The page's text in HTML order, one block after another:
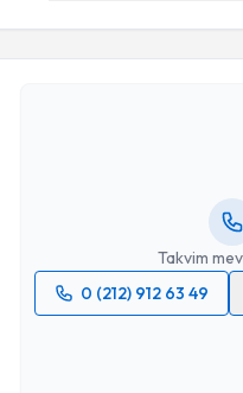
Takvim
0 (212) 912 63 49